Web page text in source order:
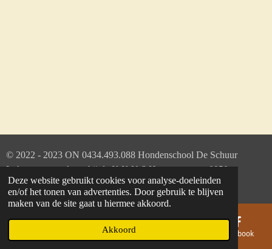
Deze website gebruikt cookies voor analyse-doeleinden
en/of het tonen van advertenties. Door gebruik te blijven
maken van de site gaat u hiermee akkoord.
Akkoord
© 2022 - 2023 ON 0434.493.088 Hondenschool De Schuur
Lokeren aangesloten bij de K.K.U.S.H met nummer 0950
Powered byJouwWeb
Telefoonnummer Facebook